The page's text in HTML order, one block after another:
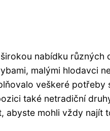
nabídku různých
malými hlodavci
veškeré
také netradiční
abyste mohli vždy najít